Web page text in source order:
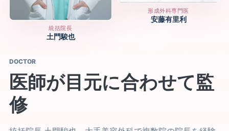
統括院長
土門駿也
形成外科専門医
安藤有里利
DOCTOR
医師が目元に合わせて監
修